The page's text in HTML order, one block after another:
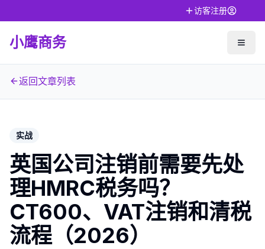
访客注册
小鹰商务
返回文章列表
实战
英国公司注销前需要先处
理HMRC税务吗？
CT600、VAT注销和清税
流程（2026）